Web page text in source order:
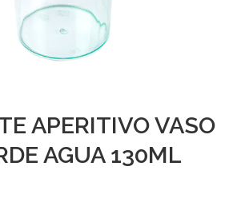
APERITIVO VASO
AGUA 130ML